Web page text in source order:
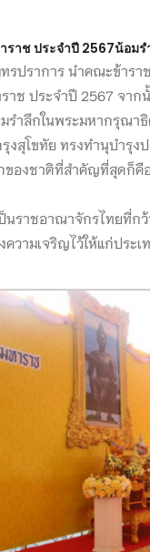
ราช ประจำปี 2567น้อ
การ นำคณะข้ารา
ช ประจำปี 2567 จ
ำลึกในพระมหากรุณา
ทัย ทรงทำนุบำรุงป
องชาติที่สำคัญที่สุดก็
ชอาณาจักรไทยที่กว้
วามเจริญไว้ให้แก่ป